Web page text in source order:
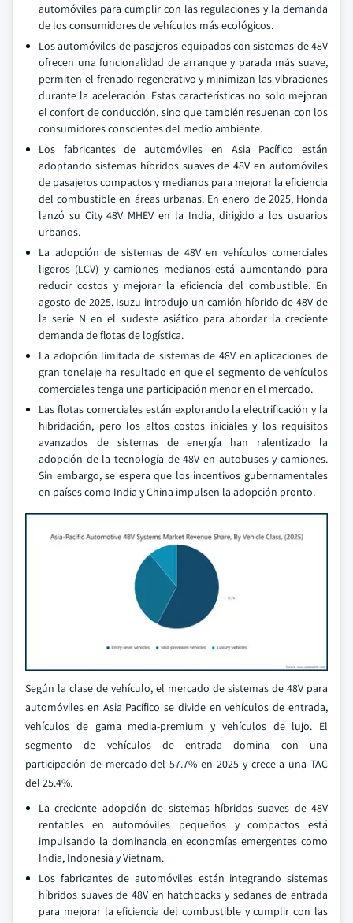
automóviles para cumplir con las regulaciones y la demanda
de los consumidores de vehículos más ecológicos.
Los automóviles de pasajeros equipados con sistemas de 48V
ofrecen una funcionalidad de arranque y parada más suave,
permiten el frenado regenerativo y minimizan las vibraciones
durante la aceleración. Estas características no solo mejoran
el confort de conducción, sino que también resuenan con los
consumidores conscientes del medio ambiente.
Los fabricantes de automóviles en Asia Pacífico están
adoptando sistemas híbridos suaves de 48V en automóviles
de pasajeros compactos y medianos para mejorar la eficiencia
del combustible en áreas urbanas. En enero de 2025, Honda
lanzó su City 48V MHEV en la India, dirigido a los usuarios
urbanos.
La adopción de sistemas de 48V en vehículos comerciales
ligeros (LCV) y camiones medianos está aumentando para
reducir costos y mejorar la eficiencia del combustible. En
agosto de 2025, Isuzu introdujo un camión híbrido de 48V de
la serie N en el sudeste asiático para abordar la creciente
demanda de flotas de logística.
La adopción limitada de sistemas de 48V en aplicaciones de
gran tonelaje ha resultado en que el segmento de vehículos
comerciales tenga una participación menor en el mercado.
Las flotas comerciales están explorando la electrificación y la
hibridación, pero los altos costos iniciales y los requisitos
avanzados de sistemas de energía han ralentizado la
adopción de la tecnología de 48V en autobuses y camiones.
Sin embargo, se espera que los incentivos gubernamentales
en países como India y China impulsen la adopción pronto.
Según la clase de vehículo, el mercado de sistemas de 48V para
automóviles en Asia Pacífico se divide en vehículos de entrada,
vehículos de gama media-premium y vehículos de lujo. El
segmento de vehículos de entrada domina con una
participación de mercado del 57.7% en 2025 y crece a una TAC
del 25.4%.
La creciente adopción de sistemas híbridos suaves de 48V
rentables en automóviles pequeños y compactos está
impulsando la dominancia en economías emergentes como
India, Indonesia y Vietnam.
Los fabricantes de automóviles están integrando sistemas
híbridos suaves de 48V en hatchbacks y sedanes de entrada
para mejorar la eficiencia del combustible y cumplir con las